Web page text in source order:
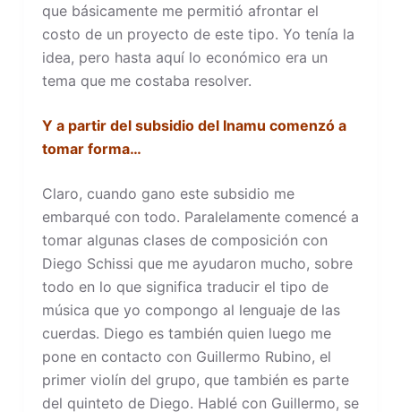
que básicamente me permitió afrontar el
costo de un proyecto de este tipo. Yo tenía la
idea, pero hasta aquí lo económico era un
tema que me costaba resolver.
Y a partir del subsidio del Inamu comenzó a
tomar forma…
Claro, cuando gano este subsidio me
embarqué con todo. Paralelamente comencé a
tomar algunas clases de composición con
Diego Schissi que me ayudaron mucho, sobre
todo en lo que significa traducir el tipo de
música que yo compongo al lenguaje de las
cuerdas. Diego es también quien luego me
pone en contacto con Guillermo Rubino, el
primer violín del grupo, que también es parte
del quinteto de Diego. Hablé con Guillermo, se